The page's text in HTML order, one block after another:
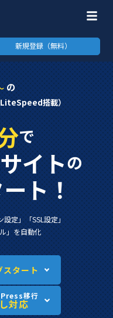
新規登録（無料）
の
搭載）
で
イトの
ト！
設定」「SSL設定」
」を自動化
スタート
移行
対応